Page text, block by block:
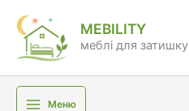
вмісту
MEBILITY
меблі для затишку
Меню